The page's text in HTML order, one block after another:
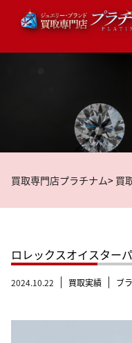
買取専門店プラチナム> 買
ロレックスオイスター
2024.10.22 買取実績 ブ